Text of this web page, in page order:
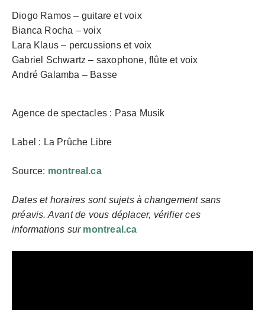
Diogo Ramos – guitare et voix
Bianca Rocha – voix
Lara Klaus – percussions et voix
Gabriel Schwartz – saxophone, flûte et voix
André Galamba – Basse
Agence de spectacles : Pasa Musik
Label : La Prûche Libre
Source: montreal.ca
Dates et horaires sont sujets à changement sans
préavis. Avant de vous déplacer, vérifier ces
informations sur montreal.ca